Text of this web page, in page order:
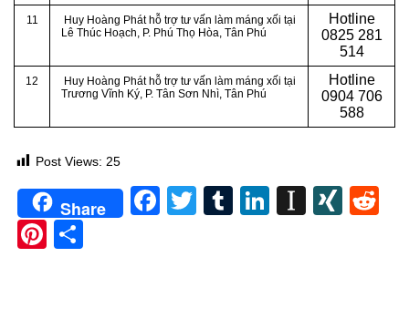
11
Huy Hoàng Phát hỗ trợ tư vấn làm máng xối tại
Lê Thúc Hoạch, P. Phú Thọ Hòa, Tân Phú
Hotline
0825 281
514
12
Huy Hoàng Phát hỗ trợ tư vấn làm máng xối tại
Trương Vĩnh Ký, P. Tân Sơn Nhì, Tân Phú
Hotline
0904 706
588
Post Views: 25
Share Facebook
TwitterTumblrLinkedIn
Pinterest